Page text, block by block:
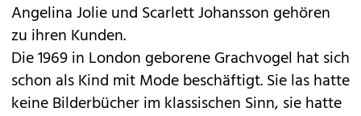
Angelina Jolie und Scarlett Johansson gehören
zu ihren Kunden.
Die 1969 in London geborene Grachvogel hat sich
schon als Kind mit Mode beschäftigt. Sie las hatte
keine Bilderbücher im klassischen Sinn, sie hatte